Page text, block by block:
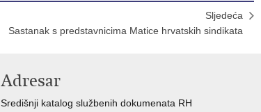
Sljedeća
Sastanak s predstavnicima Matice hrvatskih sindikata
Adresar
Središnji katalog službenih dokumenata RH